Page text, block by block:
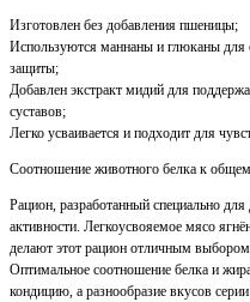
Изготовлен без добавления пшеницы;
Используются маннаны и глюканы
защиты;
Добавлен экстракт мидий для
суставов;
Легко усваивается и подходит для
Соотношение животного белка к
Рацион, разработанный специально
активности. Легкоусвояемое мясо
делают этот рацион отличным
Оптимальное соотношение белка и
кондицию, а разнообразие вкусов